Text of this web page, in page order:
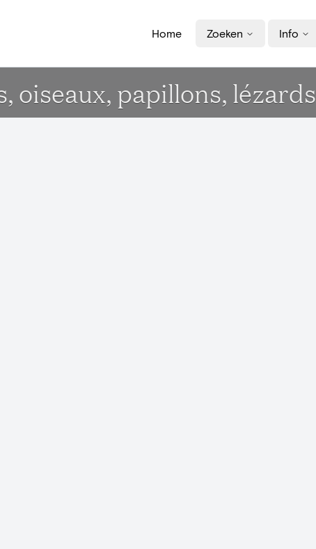
Home Zoeken Info
oiseaux, papillons, lézards